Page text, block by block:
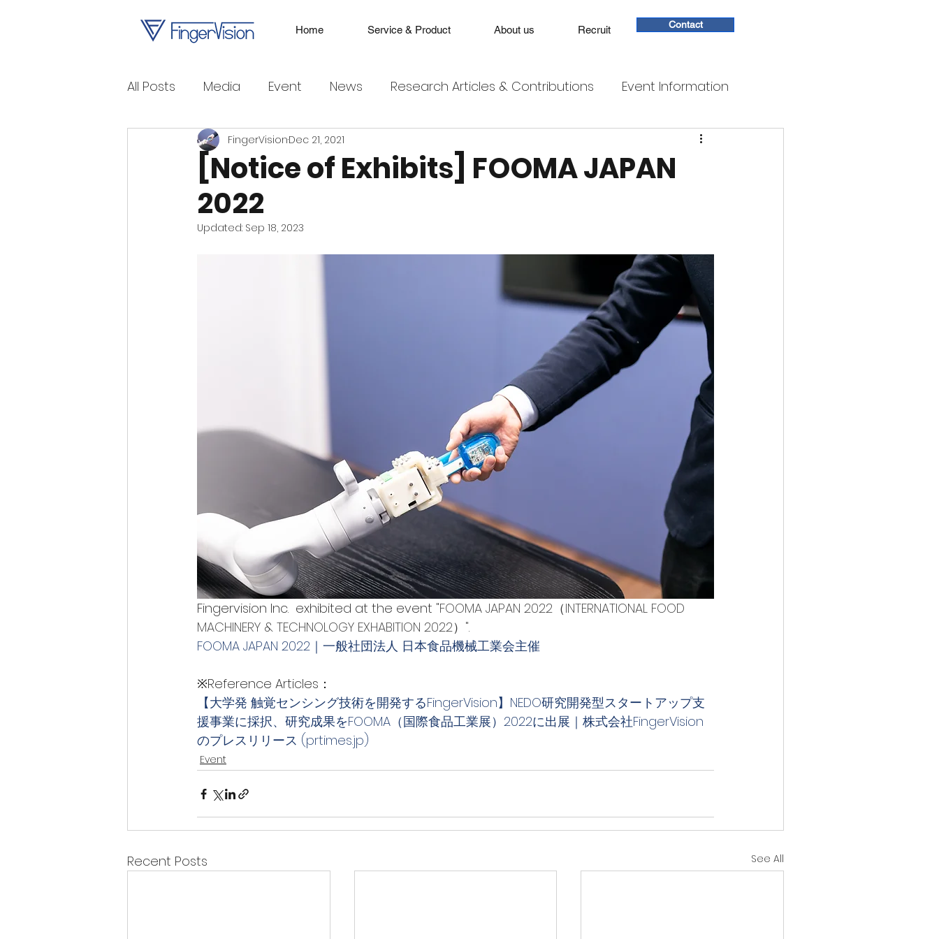
Home Service & Product About us Recruit Contact
All Posts Media Event News Research Articles & Contributions Event Information
[Notice of Exhibits] FOOMA JAPAN
2022
FingerVisionDec 21, 2021
Updated: Sep 18, 2023
Fingervision Inc.  exhibited at the event "FOOMA JAPAN 2022（INTERNATIONAL FOOD
MACHINERY & TECHNOLOGY EXHABITION 2022） ".
FOOMA JAPAN 2022｜一般社団法人 日本食品機械工業会主催
※Reference Articles：
【大学発 触覚センシング技術を開発するFingerVision】NEDO研究開発型スタートアップ支
援事業に採択、研究成果をFOOMA（国際食品工業展）2022に出展｜株式会社FingerVision
のプレスリリース (prtimes.jp)
Event
Recent Posts See All